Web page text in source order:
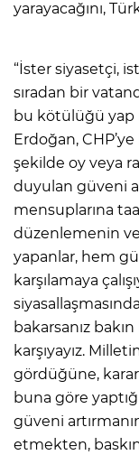
yarayacağını,
“İster siyasetçi,
sıradan bir
bu kötülüğü yap
Erdoğan,
şekilde oy veya
duyulan güveni
mensuplarına
düzenlemenin
yapanlar, hem
karşılamaya
bakarsanız
karşıyayız.
gördüğüne,
buna göre
güveni
etmekten,